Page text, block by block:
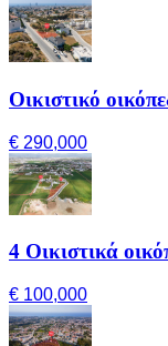
Οικιστικό
€ 290,000
4 Οικιστικά
€ 100,000